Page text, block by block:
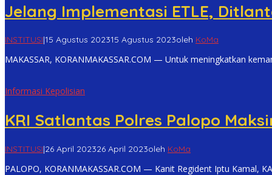
Jelang Implementasi ETLE,
INSTITUSI|15 Agustus 202315 Agustus 2023oleh KoMa
MAKASSAR, KORANMAKASSAR.COM — Untuk meningkatkan
Informasi Kepolisian
KRI Satlantas Polres Palopo
INSTITUSI|26 April 202326 April 2023oleh KoMa
PALOPO, KORANMAKASSAR.COM — Kanit Regident Iptu Kamal,